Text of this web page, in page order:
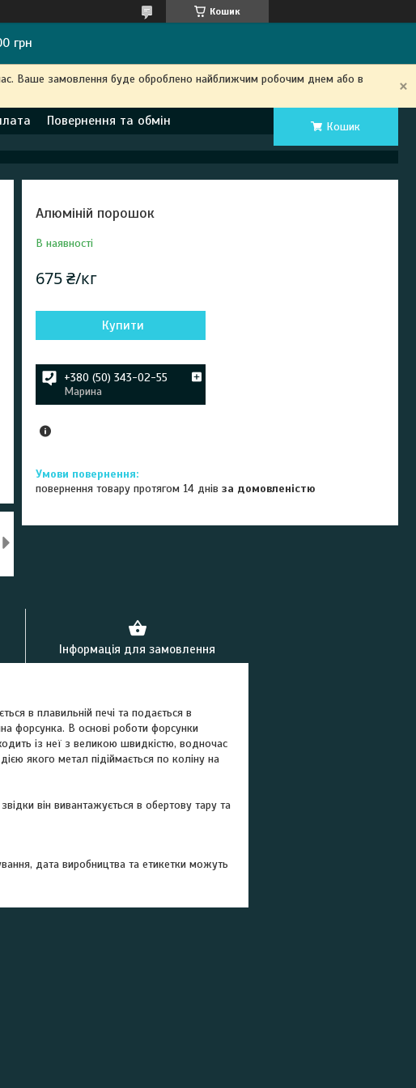
Кошик
грн
Ваше замовлення буде оброблено найближчим робочим днем ​​або в
Повернення та обмін Кошик
Алюміній порошок
В наявності
675 ₴/кг
Купити
+380 (50) 343-02-55
Марина
повернення товару протягом 14 днівза домовленістю
Інформація для замовлення
в плавильній печі та подається в
форсунка. В основі роботи форсунки
із неї з великою швидкістю, водночас
якого метал підіймається по коліну на
він вивантажується в обертову тару та
дата виробництва та етикетки можуть